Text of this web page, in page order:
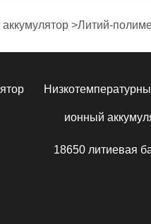
>Литий-
ионный
18650 литиевая